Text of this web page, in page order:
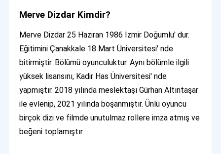
Merve Dizdar Kimdir?
Merve Dizdar 25 Haziran 1986 İzmir Doğumlu' dur.
Eğitimini Çanakkale 18 Mart Üniversitesi' nde
bitirmiştir. Bölümü oyunculuktur. Aynı bölümle ilgili
yüksek lisansını, Kadir Has Üniversitesi' nde
yapmıştır. 2018 yılında meslektaşı Gürhan Altıntaşar
ile evlenip, 2021 yılında boşanmıştır. Ünlü oyuncu
birçok dizi ve filmde unutulmaz rollere imza atmış ve
beğeni toplamıştır.